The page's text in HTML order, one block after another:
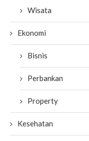
Wisata
Ekonomi
Bisnis
Perbankan
Property
Kesehatan